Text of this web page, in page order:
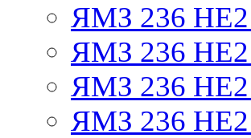
ЯМЗ 236 НЕ2
ЯМЗ 236 НЕ2
ЯМЗ 236
ЯМЗ 236 НЕ2